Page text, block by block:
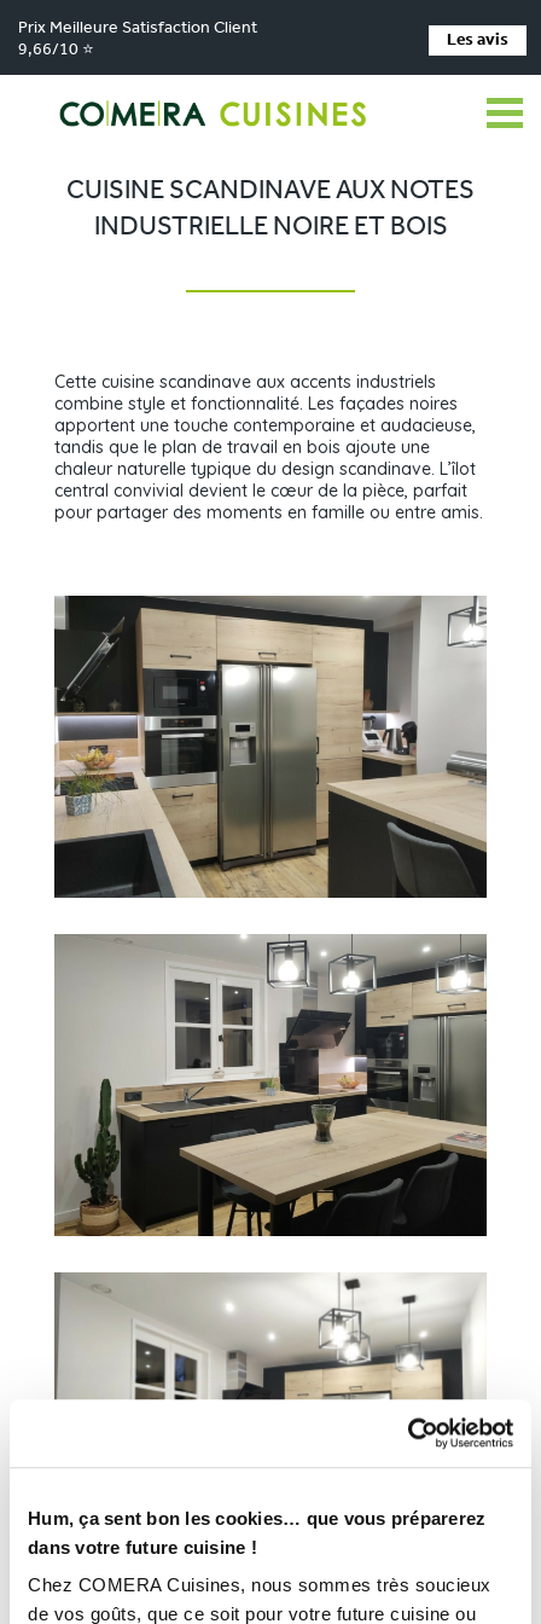
Hum, ça sent bon les cookies… que vous préparerez
dans votre future cuisine !
Chez COMERA Cuisines, nous sommes très soucieux
de vos goûts, que ce soit pour votre future cuisine ou
Prix Meilleure Satisfaction Client
9,66/10 ⭐
Les avis
Comera Cuisines > Nos magasins de cuisine > Cuisiniste MONTBRISON >
Réalisations > Cuisine scandinave aux notes industrielle noire et bois
CUISINE SCANDINAVE AUX NOTES
INDUSTRIELLE NOIRE ET BOIS
Cette cuisine scandinave aux accents industriels
combine style et fonctionnalité. Les façades noires
apportent une touche contemporaine et audacieuse,
tandis que le plan de travail en bois ajoute une
chaleur naturelle typique du design scandinave. L’îlot
central convivial devient le cœur de la pièce, parfait
pour partager des moments en famille ou entre amis.